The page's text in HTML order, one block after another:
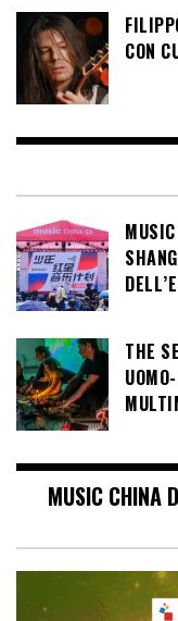
CON
THE
MUSIC CHINA